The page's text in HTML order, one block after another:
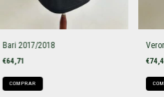
Bari 2017/2018
€64,71
COMPRAR